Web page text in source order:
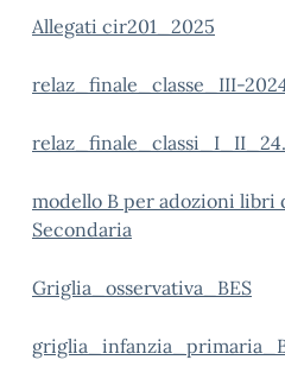
Allegati cir201_2025
relaz_finale_classe_III-
modello B per adozioni libri
Secondaria
Griglia_osservativa_BES